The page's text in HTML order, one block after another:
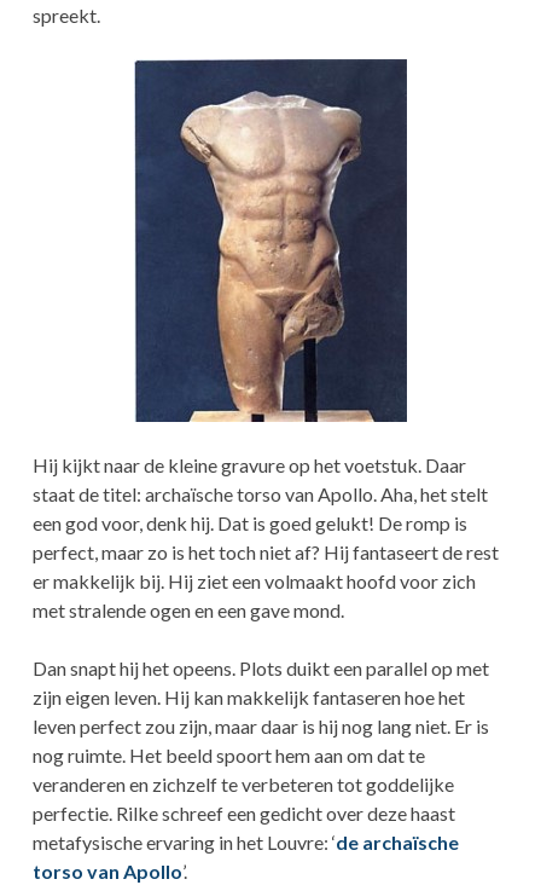
spreekt.
Hij kijkt naar de kleine gravure op het voetstuk. Daar
staat de titel: archaïsche torso van Apollo. Aha, het stelt
een god voor, denk hij. Dat is goed gelukt! De romp is
perfect, maar zo is het toch niet af? Hij fantaseert de rest
er makkelijk bij. Hij ziet een volmaakt hoofd voor zich
met stralende ogen en een gave mond.
Dan snapt hij het opeens. Plots duikt een parallel op met
zijn eigen leven. Hij kan makkelijk fantaseren hoe het
leven perfect zou zijn, maar daar is hij nog lang niet. Er is
nog ruimte. Het beeld spoort hem aan om dat te
veranderen en zichzelf te verbeteren tot goddelijke
perfectie. Rilke schreef een gedicht over deze haast
metafysische ervaring in het Louvre: ‘de archaïsche
torso van Apollo’.